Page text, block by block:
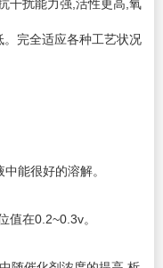
干扰能力强,活性更高,氧
完全适应各种工艺状况
能很好的溶解。
在0.2~0.3v。